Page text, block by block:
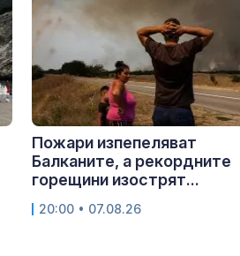
Пожари изпепеляват
Балканите, а рекордните
горещини изострят...
20:00 • 07.08.26